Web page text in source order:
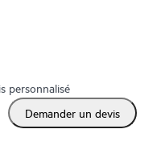
personnalisé
Demander un devis